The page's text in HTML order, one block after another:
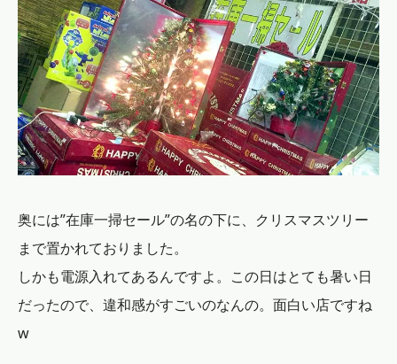
奥には”在庫一掃セール”の名の下に、クリスマスツリー
まで置かれておりました。
しかも電源入れてあるんですよ。この日はとても暑い日
だったので、違和感がすごいのなんの。面白い店ですね
w